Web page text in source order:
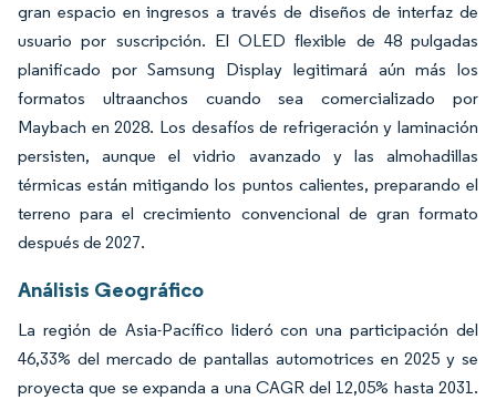
gran espacio en ingresos a través de diseños de interfaz de
usuario por suscripción. El OLED flexible de 48 pulgadas
planificado por Samsung Display legitimará aún más los
formatos ultraanchos cuando sea comercializado por
Maybach en 2028. Los desafíos de refrigeración y laminación
persisten, aunque el vidrio avanzado y las almohadillas
térmicas están mitigando los puntos calientes, preparando el
terreno para el crecimiento convencional de gran formato
después de 2027.
Análisis Geográfico
La región de Asia-Pacífico lideró con una participación del
46,33% del mercado de pantallas automotrices en 2025 y se
proyecta que se expanda a una CAGR del 12,05% hasta 2031.